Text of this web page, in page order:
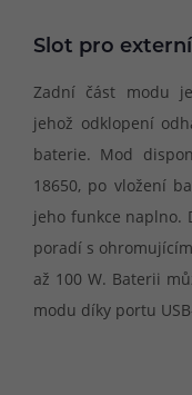
Slot pro
Zadní část modu
jehož odklopení
baterie. Mod
18650, po vložení
jeho funkce naplno.
poradí s
až 100 W. Baterii
modu díky portu